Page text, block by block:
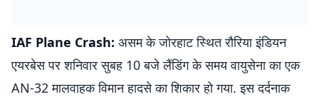
IAF Plane Crash: असम के जोरहाट स्थित रौरिया इंडियन
एयरबेस पर शनिवार सुबह 10 बजे लैंडिंग के समय वायुसेना का एक
AN-32 मालवाहक विमान हादसे का शिकार हो गया. इस दर्दनाक